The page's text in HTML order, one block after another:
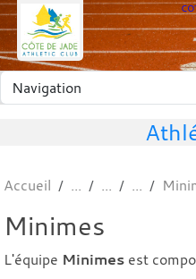
Accueil
Minimes
L'équipe Minimes est
Panneau de gestion des